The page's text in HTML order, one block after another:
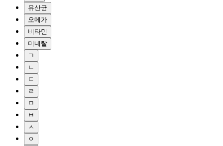
유산균
오메가
비타민
미네랄
ㄱ
ㄴ
ㄷ
ㄹ
ㅁ
ㅂ
ㅅ
ㅇ